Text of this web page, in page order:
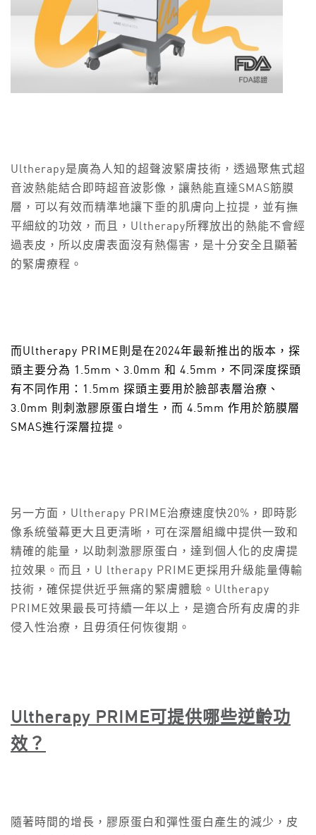
Ultherapy是廣為人知的超聲波緊膚技術，透過聚焦式超
音波熱能結合即時超音波影像，讓熱能直達SMAS筋膜
層，可以有效而精準地讓下垂的肌膚向上拉提，並有撫
平細紋的功效，而且，Ultherapy所釋放出的熱能不會經
過表皮，所以皮膚表面沒有熱傷害，是十分安全且顯著
的緊膚療程。
而Ultherapy PRIME則是在2024年最新推出的版本，探
頭主要分為 1.5mm、3.0mm 和 4.5mm，不同深度探頭
有不同作用：1.5mm 探頭主要用於臉部表層治療、
3.0mm 則刺激膠原蛋白增生，而 4.5mm 作用於筋膜層
SMAS進行深層拉提。
另一方面，Ultherapy PRIME治療速度快20%，即時影
像系統螢幕更大且更清晰，可在深層組織中提供一致和
精確的能量，以助刺激膠原蛋白，達到個人化的皮膚提
拉效果。而且，U ltherapy PRIME更採用升級能量傳輸
技術，確保提供近乎無痛的緊膚體驗。Ultherapy
PRIME效果最長可持續一年以上，是適合所有皮膚的非
侵入性治療，且毋須任何恢復期。
Ultherapy PRIME可提供哪些逆齡功
效？
隨著時間的增長，膠原蛋白和彈性蛋白產生的減少，皮